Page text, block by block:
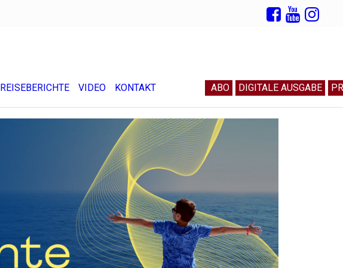
REISEBERICHTE VIDEO KONTAKT ABO DIGITALE AUSGABE